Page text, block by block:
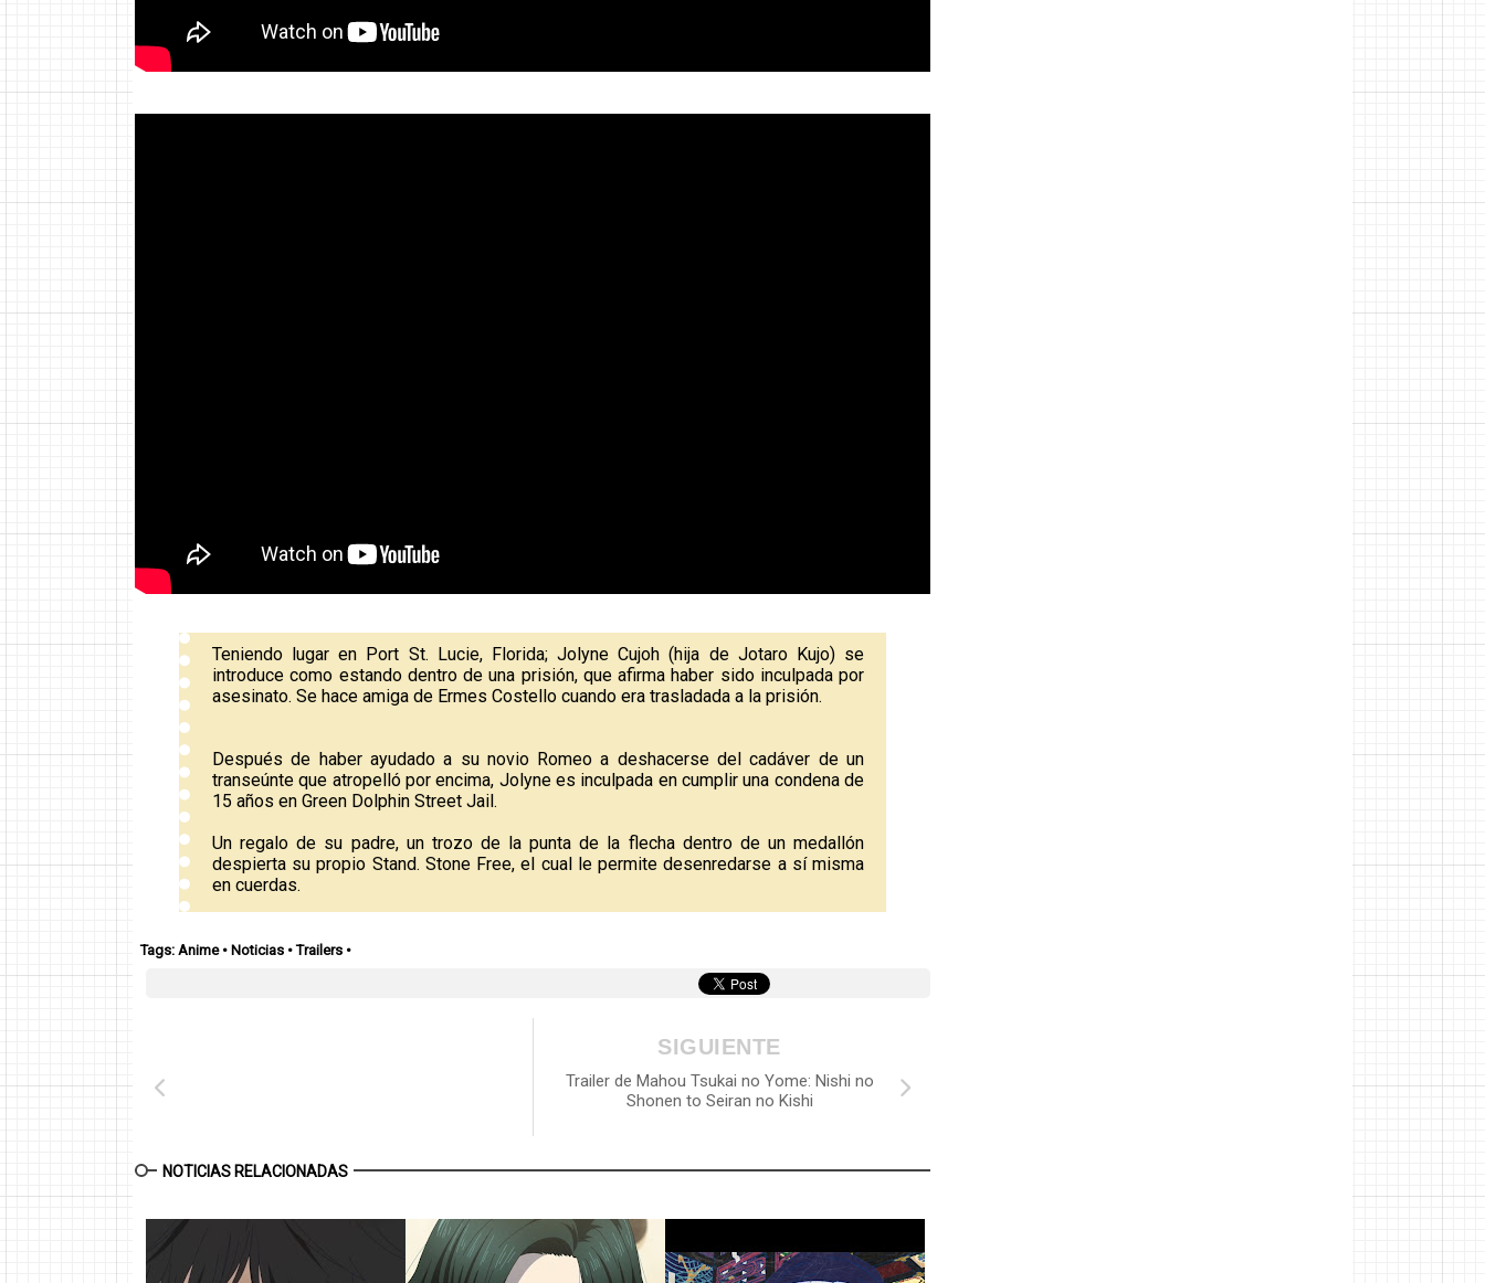
Teniendo lugar en Port St. Lucie, Florida; Jolyne Cujoh (hija de Jotaro Kujo) se
introduce como estando dentro de una prisión, que afirma haber sido inculpada por
asesinato. Se hace amiga de Ermes Costello cuando era trasladada a la prisión.
Después de haber ayudado a su novio Romeo a deshacerse del cadáver de un
transeúnte que atropelló por encima, Jolyne es inculpada en cumplir una condena de
15 años en Green Dolphin Street Jail.
Un regalo de su padre, un trozo de la punta de la flecha dentro de un medallón
despierta su propio Stand. Stone Free, el cual le permite desenredarse a sí misma
en cuerdas.
Tags: Anime• Noticias •Trailers •
SIGUIENTE
Trailer de Mahou Tsukai no Yome: Nishi no
Shonen to Seiran no Kishi
NOTICIAS RELACIONADAS